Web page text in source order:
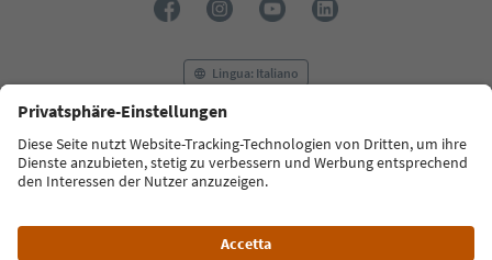
Lingua: Italiano
FAQ Contatti Press MICE
Privacy Policy
Termini e condizioni
Crediti
Cookie Policy
Alto Adige B2B